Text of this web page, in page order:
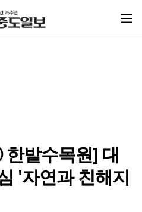
밭수목원] 대
'자연과 친해지